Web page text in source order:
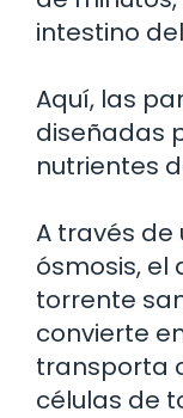
intestino
Aquí, las
diseñadas
nutrientes
A través
ósmosis, el
torrente
convierte
transporta
células de